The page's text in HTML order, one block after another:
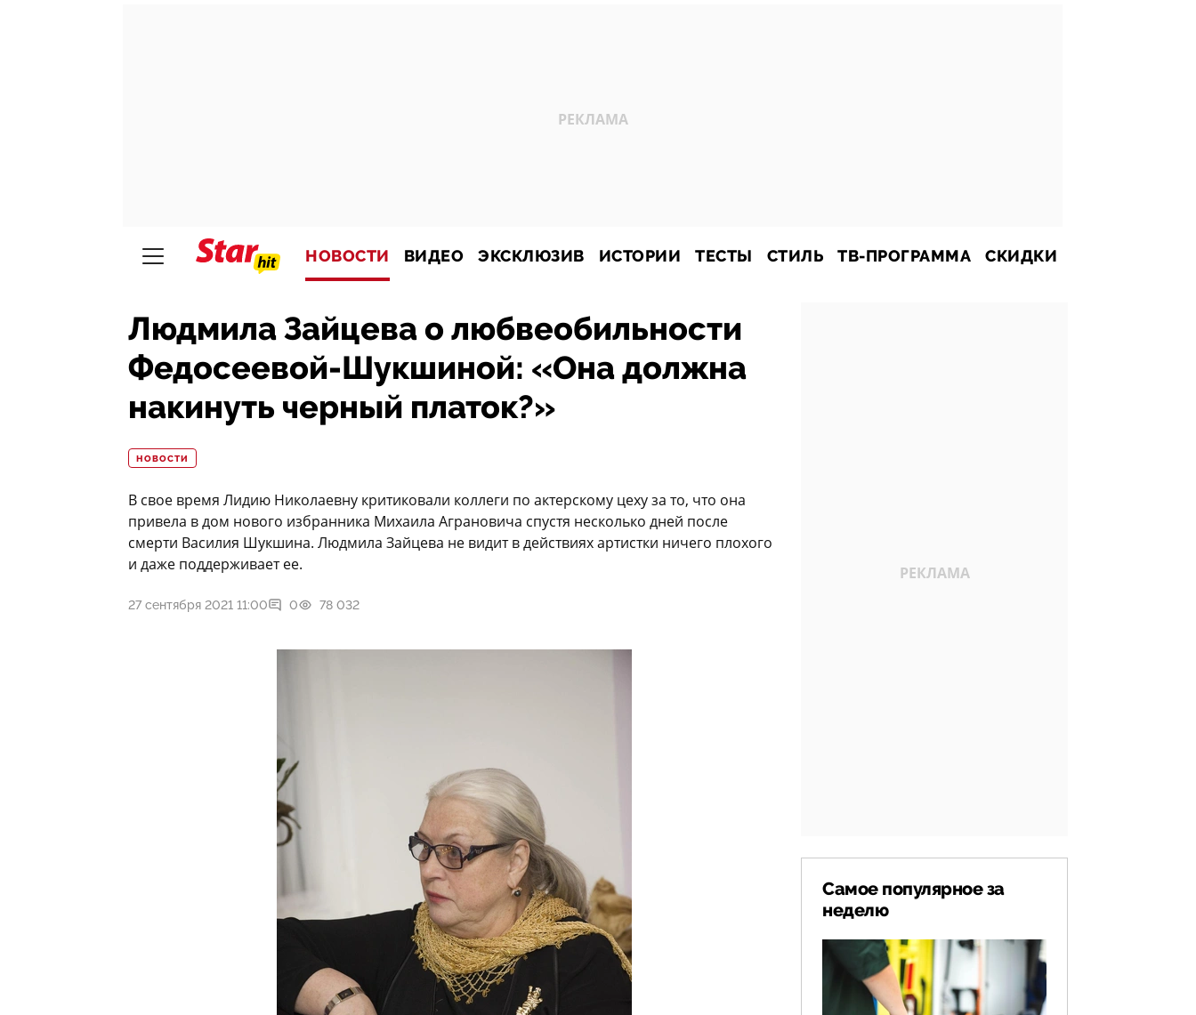
НОВОСТИ ВИДЕО ЭКСКЛЮЗИВ ИСТОРИИ ТЕСТЫ СТИЛЬ ТВ-ПРОГРАММА СКИДКИ
Людмила Зайцева о любвеобильности
Федосеевой-Шукшиной: «Она должна
накинуть черный платок?»
НОВОСТИ
В свое время Лидию Николаевну критиковали коллеги по актерскому цеху за то, что она
привела в дом нового избранника Михаила Аграновича спустя несколько дней после
смерти Василия Шукшина. Людмила Зайцева не видит в действиях артистки ничего плохого
и даже поддерживает ее.
27 сентября 2021 11:00 0 78 032
Самое популярное за
неделю